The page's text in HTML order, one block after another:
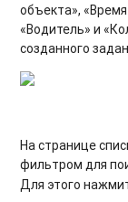
объекта»,
«Водитель» и
созданного
На странице
фильтром для
Для этого